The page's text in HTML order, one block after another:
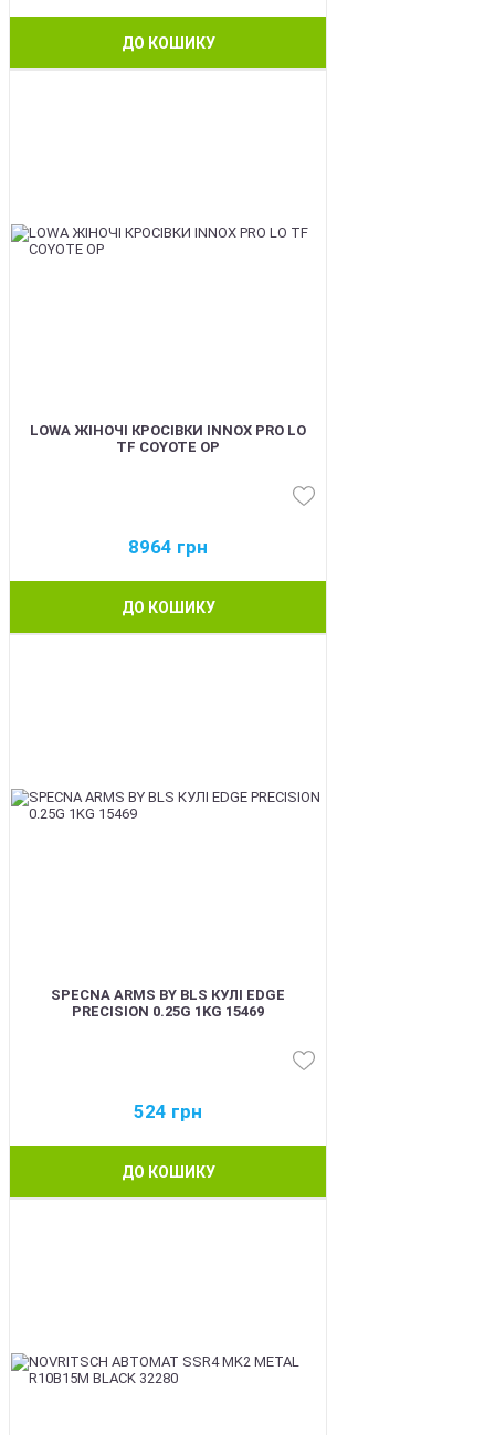
ДО КОШИКУ
LOWA ЖІНОЧІ КРОСІВКИ INNOX PRO LO
TF COYOTE OP
8964 грн
ДО КОШИКУ
SPECNA ARMS BY BLS КУЛІ EDGE
PRECISION 0.25G 1KG 15469
524 грн
ДО КОШИКУ